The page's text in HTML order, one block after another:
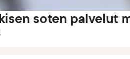
soten palvelut